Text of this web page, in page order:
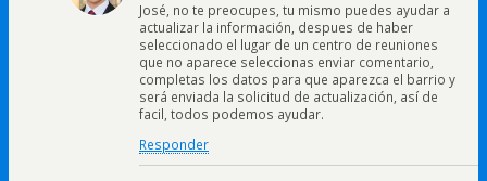
José, no te preocupes, tu mismo puedes ayudar a
actualizar la información, despues de haber
seleccionado el lugar de un centro de reuniones
que no aparece seleccionas enviar comentario,
completas los datos para que aparezca el barrio y
será enviada la solicitud de actualización, así de
facil, todos podemos ayudar.
Responder